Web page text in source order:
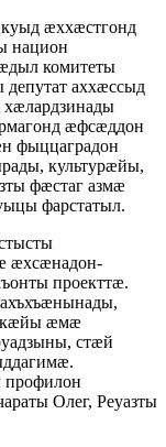
æххæстгонд
национ
комитеты
аххæссыд
æфсæддон
фыццаградон
культурæйы,
фæстаг азмæ
фарстатыл.
æхсæнадон-
проекттæ.
æмæ
стæй
Олег, Реуазты